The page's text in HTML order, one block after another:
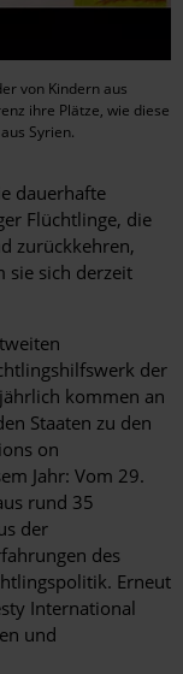
von Kindern aus
ihre Plätze, wie diese
Syrien.
dauerhafte
Flüchtlinge, die
zurückkehren,
sie sich derzeit
der
kommen an
Staaten zu den
on
Jahr: Vom 29.
rund 35
der
des
Erneut
International
und